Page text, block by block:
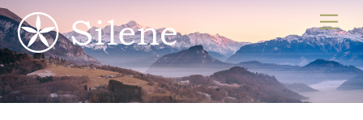
Skip
to
content